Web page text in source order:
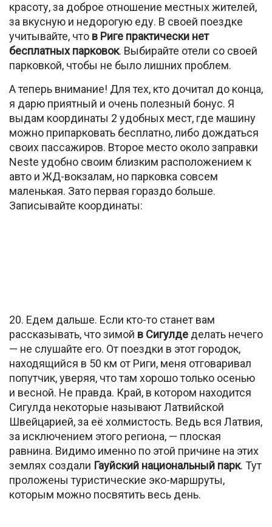
красоту, за доброе отношение местных жителей,
за вкусную и недорогую еду. В своей поездке
учитывайте, что в Риге практически нет
бесплатных парковок. Выбирайте отели со своей
парковкой, чтобы не было лишних проблем.
А теперь внимание! Для тех, кто дочитал до конца,
я дарю приятный и очень полезный бонус. Я
выдам координаты 2 удобных мест, где машину
можно припарковать бесплатно, либо дождаться
своих пассажиров. Второе место около заправки
Neste удобно своим близким расположением к
авто и ЖД-вокзалам, но парковка совсем
маленькая. Зато первая гораздо больше.
Записывайте координаты:
20. Едем дальше. Если кто-то станет вам
рассказывать, что зимой в Сигулде делать нечего
— не слушайте его. От поездки в этот городок,
находящийся в 50 км от Риги, меня отговаривал
попутчик, уверяя, что там хорошо только осенью
и весной. Не правда. Край, в котором находится
Сигулда некоторые называют Латвийской
Швейцарией, за её холмистость. Ведь вся Латвия,
за исключением этого региона, — плоская
равнина. Видимо именно по этой причине на этих
землях создали Гауйский национальный парк. Тут
проложены туристические эко-маршруты,
которым можно посвятить весь день.